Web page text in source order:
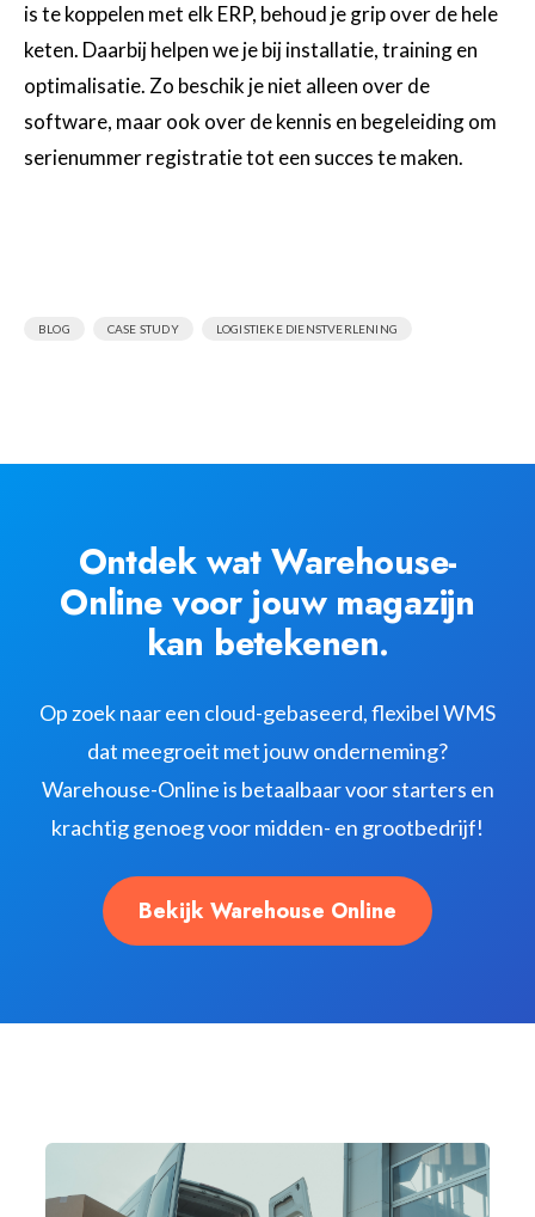
is te koppelen met elk ERP, behoud je grip over de hele
keten. Daarbij helpen we je bij installatie, training en
optimalisatie. Zo beschik je niet alleen over de
software, maar ook over de kennis en begeleiding om
serienummer registratie tot een succes te maken.
BLOG CASE STUDY LOGISTIEKE DIENSTVERLENING
Ontdek wat Warehouse-
Online voor jouw magazijn
kan betekenen.
Op zoek naar een cloud-gebaseerd, flexibel WMS
dat meegroeit met jouw onderneming?
Warehouse-Online is betaalbaar voor starters en
krachtig genoeg voor midden- en grootbedrijf!
Bekijk Warehouse Online